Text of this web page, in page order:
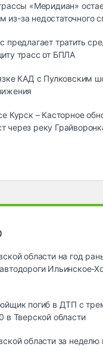
«Меридиан»
за недостаточного
предлагает тратить
трасс от БПЛА
КАД с Пулковским
Курск – Касторное
через реку
области на год
Ильинское-
погиб в ДТП с
в Тверской области
области за неделю